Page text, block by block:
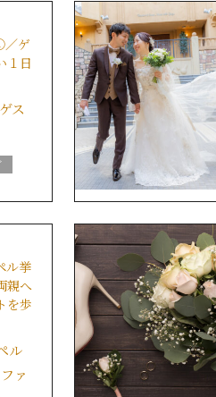
ゲ
１日
ス
ル挙
親へ
を歩
ル
ァ